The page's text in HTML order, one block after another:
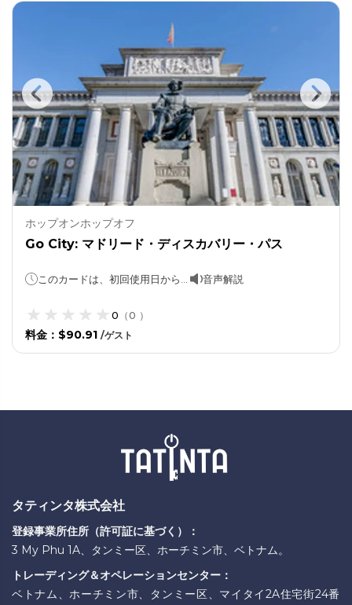
ホップオンホップオフ
Go City: マドリード・ディスカバリー・パス
このカードは、初回使用日から30日間有効です。 音声解説
0 （0 ）
料金 ： $90.91 /ゲスト
タティンタ株式会社
登録事業所住所（許可証に基づく）：
3 My Phu 1A、タンミー区、ホーチミン市、ベトナム。
トレーディング＆オペレーションセンター：
ベトナム、ホーチミン市、タンミー区、マイタイ2A住宅街24番